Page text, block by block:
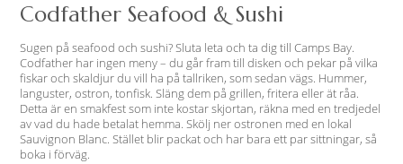
Codfather Seafood & Sushi
Sugen på seafood och sushi? Sluta leta och ta dig till Camps Bay.
Codfather har ingen meny – du går fram till disken och pekar på vilka
fiskar och skaldjur du vill ha på tallriken, som sedan vägs. Hummer,
languster, ostron, tonfisk. Släng dem på grillen, fritera eller ät råa.
Detta är en smakfest som inte kostar skjortan, räkna med en tredjedel
av vad du hade betalat hemma. Skölj ner ostronen med en lokal
Sauvignon Blanc. Stället blir packat och har bara ett par sittningar, så
boka i förväg.